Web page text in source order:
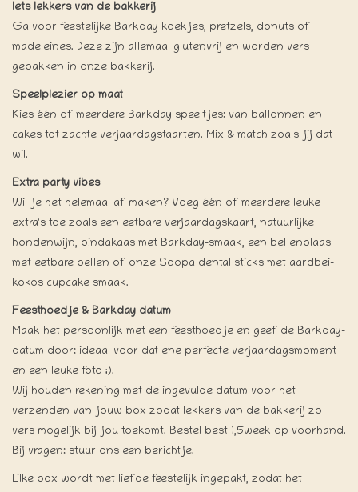
Iets lekkers van de bakkerij
Ga voor feestelijke Barkday koekjes, pretzels, donuts of
madeleines. Deze zijn allemaal glutenvrij en worden vers
gebakken in onze bakkerij.
Speelplezier op maat
Kies één of meerdere Barkday speeltjes: van ballonnen en
cakes tot zachte verjaardagstaarten. Mix & match zoals jij dat
wil.
Extra party vibes
Wil je het helemaal af maken? Voeg één of meerdere leuke
extra's toe zoals een eetbare verjaardagskaart, natuurlijke
hondenwijn, pindakaas met Barkday-smaak, een bellenblaas
met eetbare bellen of onze Soopa dental sticks met aardbei-
kokos cupcake smaak.
Feesthoedje & Barkday datum
Maak het persoonlijk met een feesthoedje en geef de Barkday-
datum door: ideaal voor dat ene perfecte verjaardagsmoment
en een leuke foto ;).
Wij houden rekening met de ingevulde datum voor het
verzenden van jouw box zodat lekkers van de bakkerij zo
vers mogelijk bij jou toekomt. Bestel best 1,5week op voorhand.
Bij vragen: stuur ons een berichtje.
Elke box wordt met liefde feestelijk ingepakt, zodat het